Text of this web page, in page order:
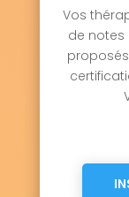
Vos
de notes